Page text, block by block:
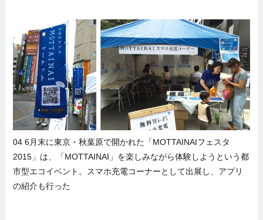
04 6月末に東京・秋葉原で開かれた「MOTTAINAIフェスタ
2015」は、「MOTTAINAI」を楽しみながら体験しようという都
市型エコイベント。スマホ充電コーナーとして出展し、アプリ
の紹介も行った